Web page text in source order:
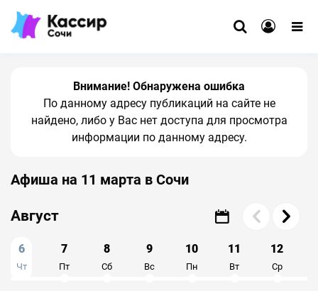
Внимание! Обнаружена ошибка
По данному адресу публикаций на сайте не
найдено, либо у Вас нет доступа для просмотра
информации по данному адресу.
Афиша на 11 марта в Сочи
6
Чт
7
Пт
8
Сб
9
Вс
10
Пн
11
Вт
12
Ср
Август